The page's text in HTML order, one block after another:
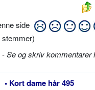
side
stemmer)
-Se og skriv kommentarer
• Kort dame hår 495